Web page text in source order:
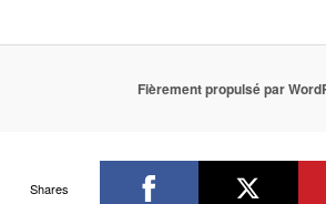
Fièrement propulsé par
Shares